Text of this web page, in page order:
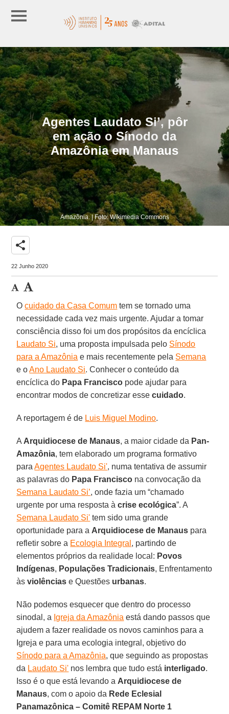
Agentes Laudato Si’, pôr
em ação o Sínodo da
Amazônia em Manaus
Amazônia. | Foto: Wikimedia Commons
share
22 Junho 2020
Ocuidado da Casa Comum tem se tornado uma
necessidade cada vez mais urgente. Ajudar a tomar
consciência disso foi um dos propósitos da encíclica
Laudato Si, uma proposta impulsada pelo Sínodo
para a Amazônia e mais recentemente pela Semana
e oAno Laudato Si. Conhecer o conteúdo da
encíclica do Papa Francisco pode ajudar para
encontrar modos de concretizar essecuidado.
A reportagem é de Luis Miguel Modino.
A Arquidiocese de Manaus, a maior cidade da Pan-
Amazônia, tem elaborado um programa formativo
paraAgentes Laudato Si', numa tentativa de assumir
as palavras do Papa Francisco na convocação da
Semana Laudato Si’, onde fazia um “chamado
urgente por uma resposta àcrise ecológica”. A
Semana Laudato Si' tem sido uma grande
oportunidade para a Arquidiocese de Manaus para
refletir sobre a Ecologia Integral , partindo de
elementos próprios da realidade local: Povos
Indígenas, Populações Tradicionais, Enfrentamento
àsviolências e Questões urbanas.
Não podemos esquecer que dentro do processo
sinodal, a Igreja da Amazônia está dando passos que
ajudem a fazer realidade os novos caminhos para a
Igreja e para uma ecologia integral, objetivo do
Sínodo para a Amazônia, que seguindo as propostas
da Laudato Si' nos lembra que tudo está interligado.
Isso é o que está levando a Arquidiocese de
Manaus, com o apoio da Rede Eclesial
Panamazônica – Comitê REPAM Norte 1